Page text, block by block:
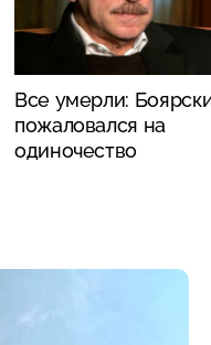
Все умерли:
пожаловался на
одиночество